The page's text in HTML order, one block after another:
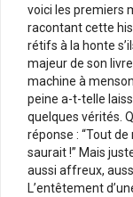
voici les premiers
racontant cette
rétifs à la honte
majeur de son
machine à
peine a-t-telle
quelques vérités.
réponse : “Tout
saurait !” Mais
aussi affreux,
L’entêtement